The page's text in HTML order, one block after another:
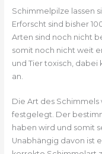
Schimmelpilze lassen
Erforscht sind bisher
Arten sind noch nicht
somit noch nicht weit
und Tier toxisch,
an.
Die Art des
festgelegt. Der
haben wird und somit
Unabhängig davon ist